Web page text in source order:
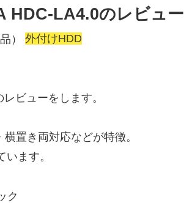
HDC-LA4.0のレビュー
外付けHDD
レビューをします。
置き両対応などが特徴。
ます。
ク